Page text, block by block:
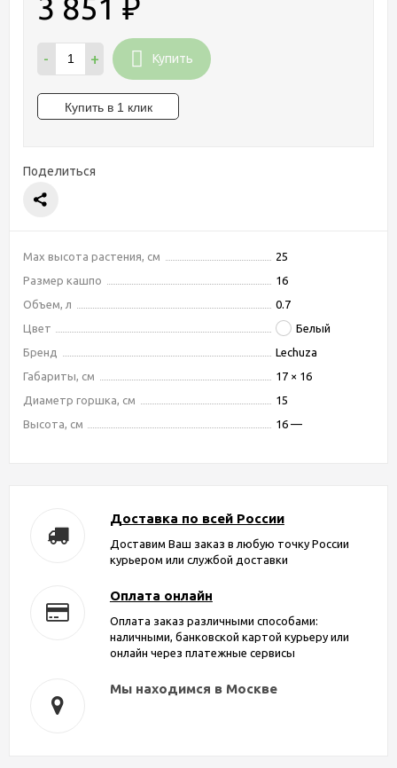
₽
- + Купить
Поделиться
Max высота растения, см
25
Размер кашпо
16
Объем, л
0.7
Цвет
Белый
Бренд
Lechuza
Габариты, см
17 × 16
Диаметр горшка, см
15
Высота, см
16 —
Доставка по всей России
Доставим Ваш заказ в любую точку России
курьером или службой доставки
Оплата онлайн
Оплата заказ различными способами:
наличными, банковской картой курьеру или
онлайн через платежные сервисы
Мы находимся в Москве